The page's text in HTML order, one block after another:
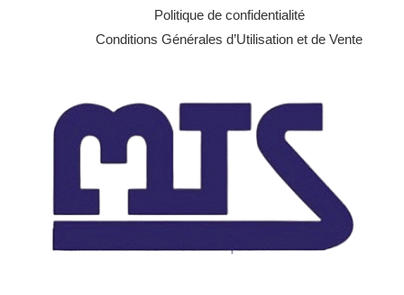
Politique de confidentialité
Conditions Générales d’Utilisation et de Vente